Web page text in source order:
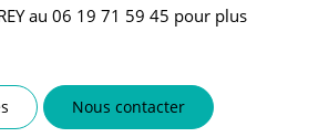
au 06 19 71 59 45 pour plus
Nous contacter